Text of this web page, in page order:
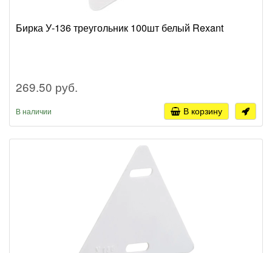
Бирка У-136 треугольник 100шт белый Rexant
269.50 руб.
В наличии В корзину